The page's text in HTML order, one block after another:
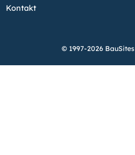
Kontakt
© 1997-2026